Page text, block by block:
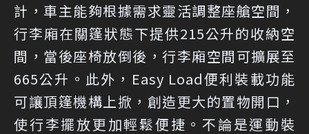
計，車主能夠根據需求靈活調整座艙空間，
行李廂在關篷狀態下提供215公升的收納空
間，當後座椅放倒後，行李廂空間可擴展至
665公升。此外，Easy Load便利裝載功能
可讓頂篷機構上掀，創造更大的置物開口，
使行李擺放更加輕鬆便捷。不論是運動裝